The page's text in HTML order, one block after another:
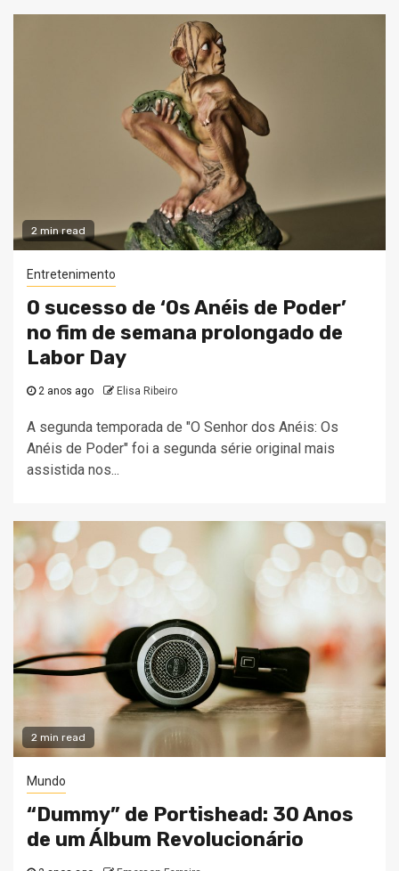
2 min read
Entretenimento
O sucesso de ‘Os Anéis de Poder’
no fim de semana prolongado de
Labor Day
2 anos ago Elisa Ribeiro
A segunda temporada de "O Senhor dos Anéis: Os
Anéis de Poder" foi a segunda série original mais
assistida nos...
2 min read
Mundo
“Dummy” de Portishead: 30 Anos
de um Álbum Revolucionário